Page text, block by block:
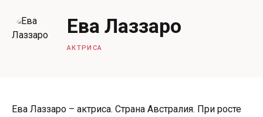
Ева Лаззаро
АКТРИСА
Ева Лаззаро – актриса. Страна Австралия. При росте